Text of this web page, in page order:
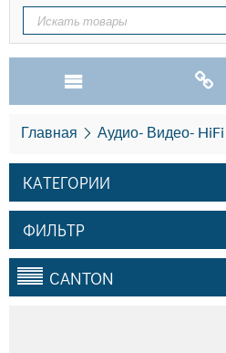
Главная Аудио- Видео- HiFi и
КАТЕГОРИИ
ФИЛЬТР
CANTON